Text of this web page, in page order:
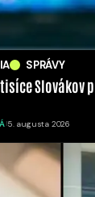
SPRÁVY
Slovákov
5. augusta 2026